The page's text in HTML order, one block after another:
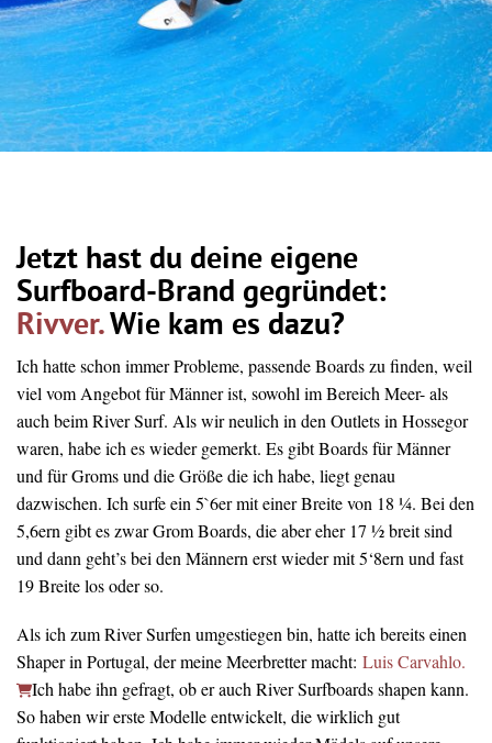
Jetzt hast du deine eigene
Surfboard-Brand gegründet:
Rivver.Wie kam es dazu?
Ich hatte schon immer Probleme, passende Boards zu finden, weil
viel vom Angebot für Männer ist, sowohl im Bereich Meer- als
auch beim River Surf. Als wir neulich in den Outlets in Hossegor
waren, habe ich es wieder gemerkt. Es gibt Boards für Männer
und für Groms und die Größe die ich habe, liegt genau
dazwischen. Ich surfe ein 5`6er mit einer Breite von 18 ¼. Bei den
5,6ern gibt es zwar Grom Boards, die aber eher 17 ½ breit sind
und dann geht’s bei den Männern erst wieder mit 5‘8ern und fast
19 Breite los oder so.
Als ich zum River Surfen umgestiegen bin, hatte ich bereits einen
Shaper in Portugal, der meine Meerbretter macht: Luis Carvahlo.
Ich habe ihn gefragt, ob er auch River Surfboards shapen kann.
So haben wir erste Modelle entwickelt, die wirklich gut